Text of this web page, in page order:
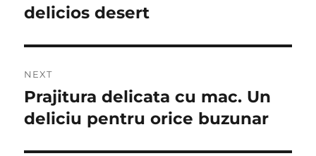
delicios desert
NEXT
Next
post:
Prajitura delicata cu mac. Un
deliciu pentru orice buzunar